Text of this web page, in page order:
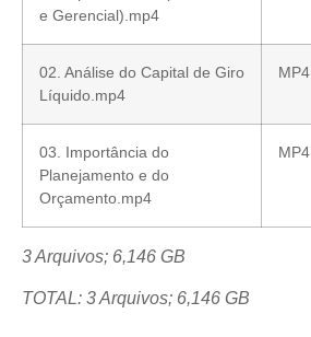
e Gerencial).mp4
02. Análise do Capital de Giro
Líquido.mp4
MP4
03. Importância do
Planejamento e do
Orçamento.mp4
MP4
3 Arquivos; 6,146 GB
TOTAL: 3 Arquivos; 6,146 GB